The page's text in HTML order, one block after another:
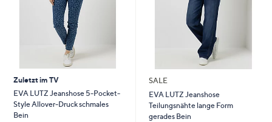
diese
anzuzeigen.
Zuletzt im TV
EVA LUTZ Jeanshose 5-Pocket-
Style Allover-Druck schmales
Bein
SALE
EVA LUTZ Jeanshose
Teilungsnähte lange Form
gerades Bein